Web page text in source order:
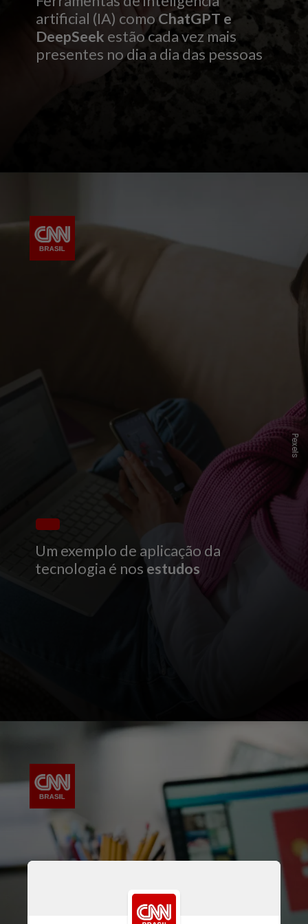
artificial (IA) como ChatGPT e
DeepSeek estão cada vez mais
presentes no dia a dia das pessoas
Um exemplo de aplicação da
tecnologia é nos estudos
P
e
x
e
l
s